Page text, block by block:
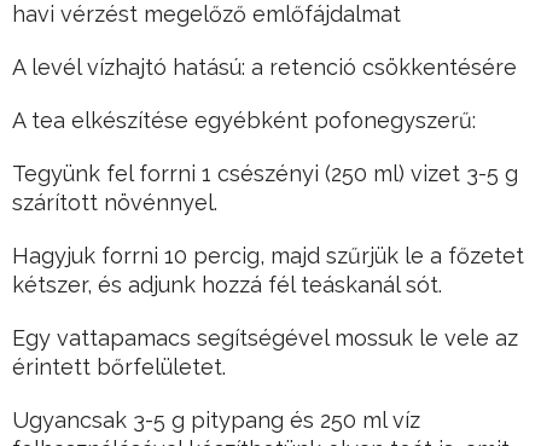
havi vérzést megelőző emlőfájdalmat
A levél vízhajtó hatású: a retenció csökkentésére
A tea elkészítése egyébként pofonegyszerű:
Tegyünk fel forrni 1 csészényi (250 ml) vizet 3-5 g
szárított növénnyel.
Hagyjuk forrni 10 percig, majd szűrjük le a főzetet
kétszer, és adjunk hozzá fél teáskanál sót.
Egy vattapamacs segítségével mossuk le vele az
érintett bőrfelületet.
Ugyancsak 3-5 g pitypang és 250 ml víz